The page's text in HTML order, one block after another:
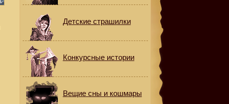
Детские страшилки
Конкурсные истории
Вещие сны и кошмары